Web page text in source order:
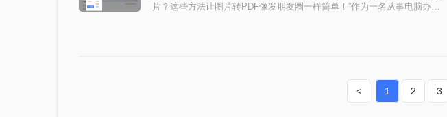
片？这些方法让图片转PDF像发朋友圈一样简单！”作为一名从事电脑办公
< 1 2 3